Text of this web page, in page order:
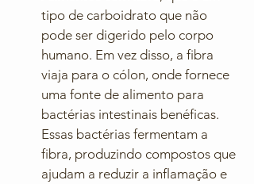
tipo de carboidrato que não
pode ser digerido pelo corpo
humano. Em vez disso, a fibra
viaja para o cólon, onde fornece
uma fonte de alimento para
bactérias intestinais benéficas.
Essas bactérias fermentam a
fibra, produzindo compostos que
ajudam a reduzir a inflamação e